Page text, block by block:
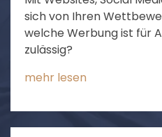
sich von Ihren
welche Werbung ist für
zulässig?
mehr lesen